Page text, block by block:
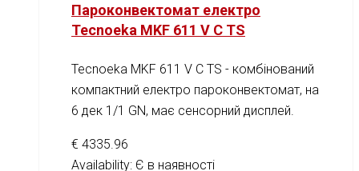
Пароконвектомат електро
Tecnoeka MKF 611 V C TS
Tecnoeka MKF 611 V C TS - комбінований
компактний електро пароконвектомат, на
6 дек 1/1 GN, має сенсорний дисплей.
€ 4335.96
Availability: Є в наявності